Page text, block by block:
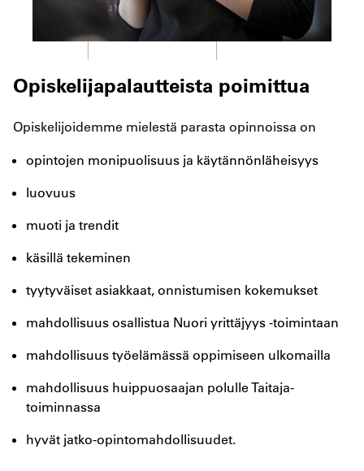
Opiskelijapalautteista poimittua
Opiskelijoidemme mielestä parasta opinnoissa on
opintojen monipuolisuus ja käytännönläheisyys
luovuus
muoti ja trendit
käsillä tekeminen
tyytyväiset asiakkaat, onnistumisen kokemukset
mahdollisuus osallistua Nuori yrittäjyys -toimintaan
mahdollisuus työelämässä oppimiseen ulkomailla
mahdollisuus huippuosaajan polulle Taitaja-
toiminnassa
hyvät jatko-opintomahdollisuudet.